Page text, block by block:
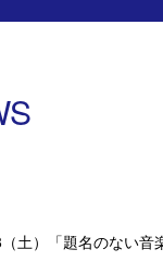
土）「題名のない音